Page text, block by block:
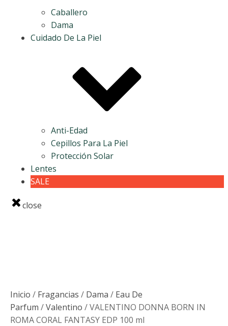
Caballero
Dama
Cuidado De La Piel
Anti-Edad
Cepillos Para La Piel
Protección Solar
Lentes
SALE
close
Inicio / Fragancias / Dama / Eau De
Parfum /Valentino / VALENTINO DONNA BORN IN
ROMA CORAL FANTASY EDP 100 ml